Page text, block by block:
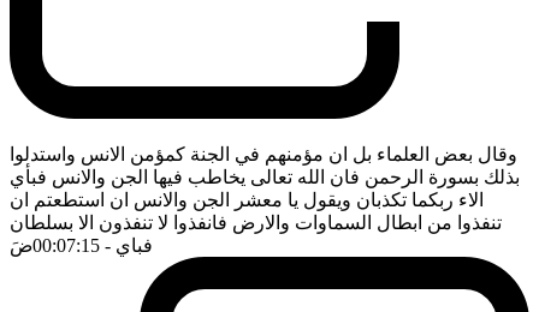
وقال بعض العلماء بل ان مؤمنهم في الجنة كمؤمن الانس واستدلوا
بذلك بسورة الرحمن فان الله تعالى يخاطب فيها الجن والانس فبأي
الاء ربكما تكذبان ويقول يا معشر الجن والانس ان استطعتم ان
تنفذوا من ابطال السماوات والارض فانفذوا لا تنفذون الا بسلطان
فباي - 00:07:15 ضَ